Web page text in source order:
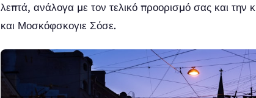
λεπτά, ανάλογα με τον τελικό προορισμό σας και την
και Μοσκόφσκογιε Σόσε.